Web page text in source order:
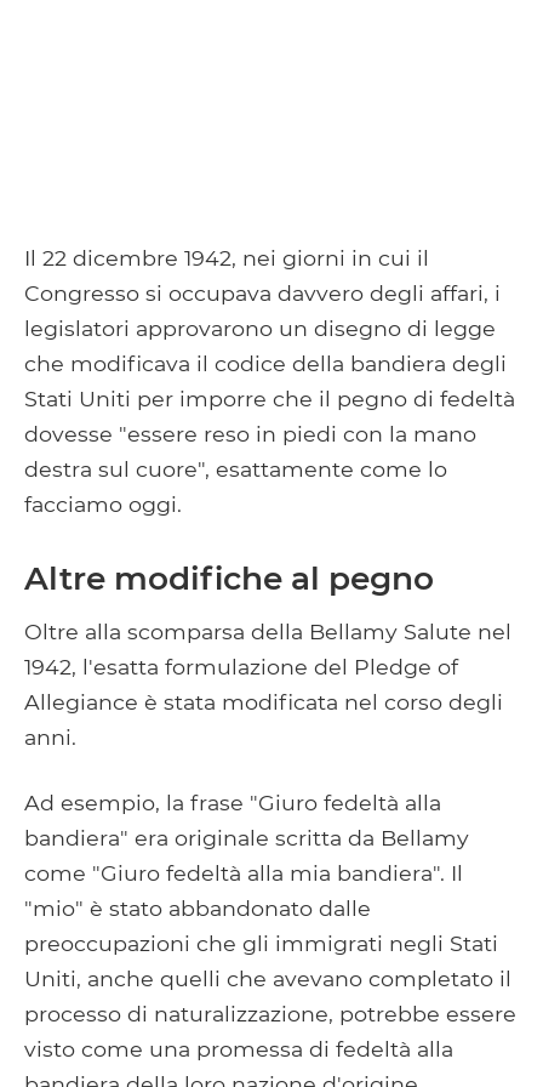
Il 22 dicembre 1942, nei giorni in cui il
Congresso si occupava davvero degli affari, i
legislatori approvarono un disegno di legge
che modificava il codice della bandiera degli
Stati Uniti per imporre che il pegno di fedeltà
dovesse "essere reso in piedi con la mano
destra sul cuore", esattamente come lo
facciamo oggi.
Altre modifiche al pegno
Oltre alla scomparsa della Bellamy Salute nel
1942, l'esatta formulazione del Pledge of
Allegiance è stata modificata nel corso degli
anni.
Ad esempio, la frase "Giuro fedeltà alla
bandiera" era originale scritta da Bellamy
come "Giuro fedeltà alla mia bandiera". Il
"mio" è stato abbandonato dalle
preoccupazioni che gli immigrati negli Stati
Uniti, anche quelli che avevano completato il
processo di naturalizzazione, potrebbe essere
visto come una promessa di fedeltà alla